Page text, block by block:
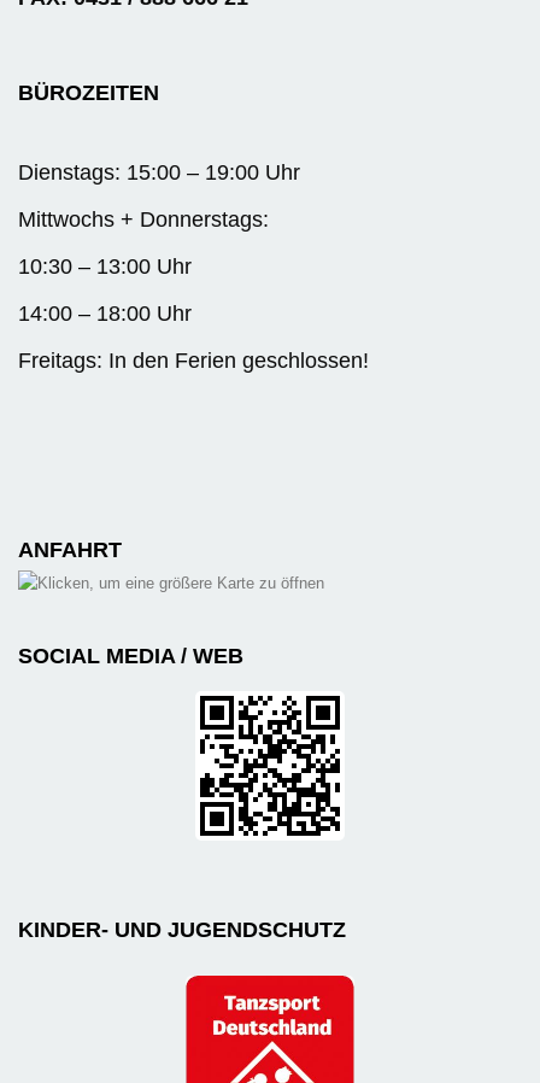
BÜROZEITEN
Dienstags: 15:00 – 19:00 Uhr
Mittwochs + Donnerstags:
10:30 – 13:00 Uhr
14:00 – 18:00 Uhr
Freitags: In den Ferien geschlossen!
ANFAHRT
SOCIAL MEDIA / WEB
KINDER- UND JUGENDSCHUTZ